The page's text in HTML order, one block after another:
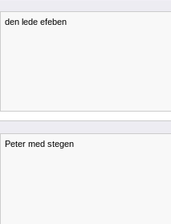
den lede efeben
Peter med stegen